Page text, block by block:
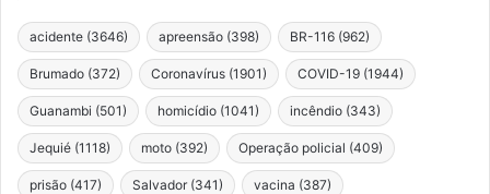
acidente (3646) apreensão (398) BR-116 (962)
Brumado (372) Coronavírus (1901) COVID-19 (1944)
Guanambi (501) homicídio (1041) incêndio (343)
Jequié (1118) moto (392) Operação policial (409)
prisão (417) Salvador (341) vacina (387)